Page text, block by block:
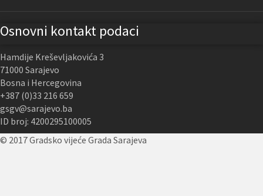
Osnovni kontakt podaci
Hamdije Kreševljakovića 3
71000 Sarajevo
Bosna i Hercegovina
+387 (0)33 216 659
gsgv@sarajevo.ba
ID broj: 4200295100005
© 2017 Gradsko vijeće Grada Sarajeva